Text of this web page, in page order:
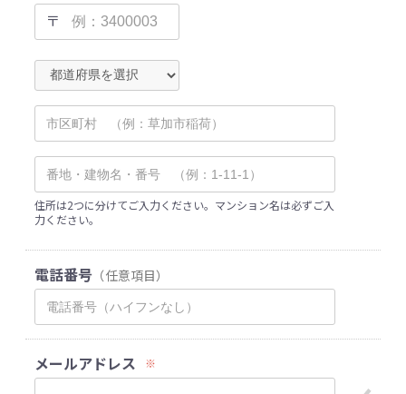
〒
住所は2つに分けてご入力ください。マンション名は必ずご入
力ください。
電話番号 （任意項目）
メールアドレス ※